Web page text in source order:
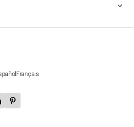
Français